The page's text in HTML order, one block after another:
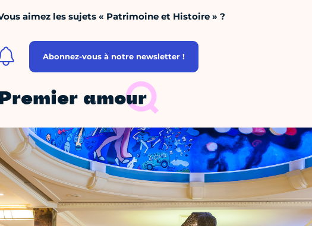
aimez les sujets « Patrimoine et Histoire » ?
Abonnez-vous à notre newsletter !
amour